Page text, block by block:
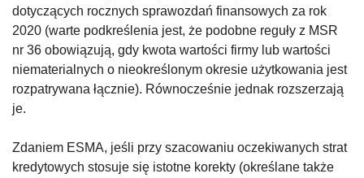
dotyczących rocznych sprawozdań finansowych za rok
2020 (warte podkreślenia jest, że podobne reguły z MSR
nr 36 obowiązują, gdy kwota wartości firmy lub wartości
niematerialnych o nieokreślonym okresie użytkowania jest
rozpatrywana łącznie). Równocześnie jednak rozszerzają
je.
Zdaniem ESMA, jeśli przy szacowaniu oczekiwanych strat
kredytowych stosuje się istotne korekty (określane także